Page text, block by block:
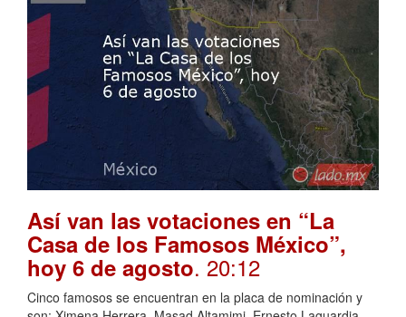
Así van las votaciones en “La
Casa de los Famosos México”,
hoy 6 de agosto. 20:12
Cinco famosos se encuentran en la placa de nominación y